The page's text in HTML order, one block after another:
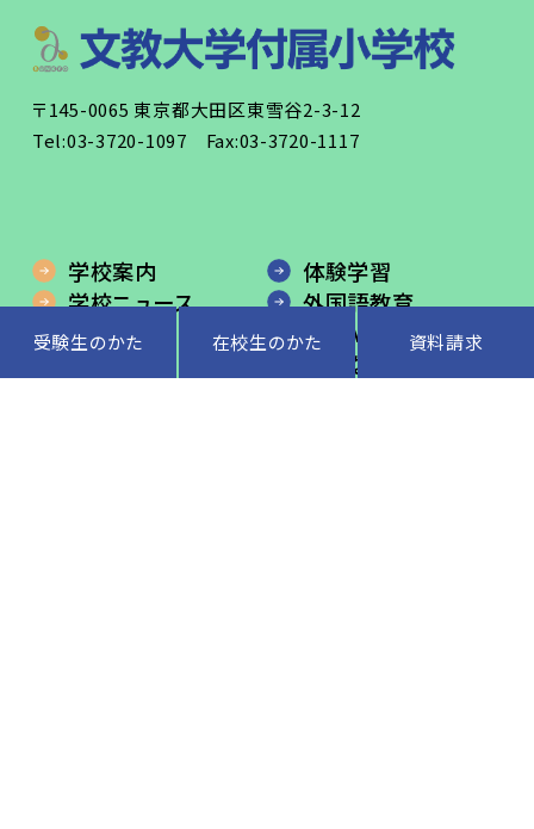
受験生のかた 在校生のかた 資料請求
〒145-0065 東京都大田区東雪谷2-3-12
Tel:03-3720-1097 Fax:03-3720-1117
学校案内
学校ニュース
教育内容
体験学習
外国語教育
STEAM教育
安心な環境